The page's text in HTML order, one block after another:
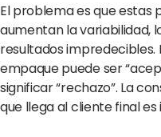
El problema es que estas
aumentan la variabilidad,
resultados impredecibles.
empaque puede ser
significar “rechazo”. La
que llega al cliente final es